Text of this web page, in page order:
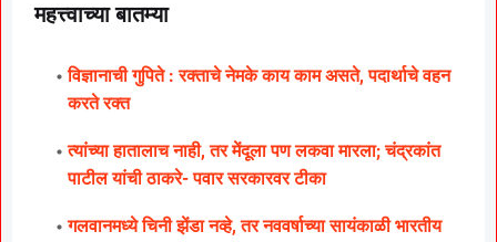
महत्त्वाच्या बातम्या
विज्ञानाची गुपिते : रक्ताचे नेमके काय काम असते, पदार्थाचे वहन
करते रक्त
त्यांच्या हातालाच नाही, तर मेंदूला पण लकवा मारला; चंद्रकांत
पाटील यांची ठाकरे- पवार सरकारवर टीका
गलवानमध्ये चिनी झेंडा नव्हे, तर नववर्षाच्या सायंकाळी भारतीय